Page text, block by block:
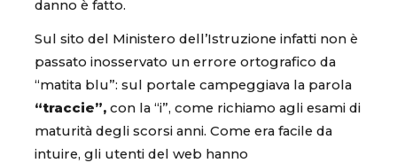
danno è fatto.
Sul sito del Ministero dell’Istruzione infatti non è
passato inosservato un errore ortografico da
“matita blu”: sul portale campeggiava la parola
“traccie”, con la “i”, come richiamo agli esami di
maturità degli scorsi anni. Come era facile da
intuire, gli utenti del web hanno